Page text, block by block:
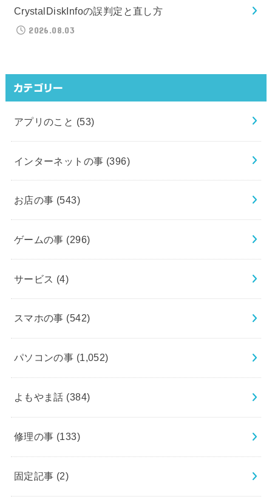
CrystalDiskInfoの誤判定と直し方
2026.08.03
カテゴリー
アプリのこと (53)
インターネットの事 (396)
お店の事 (543)
ゲームの事 (296)
サービス (4)
スマホの事 (542)
パソコンの事 (1,052)
よもやま話 (384)
修理の事 (133)
固定記事 (2)